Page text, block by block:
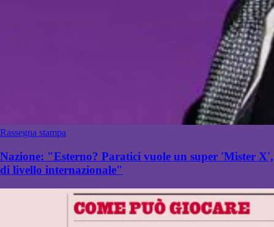
Rassegna stampa
Nazione: "Esterno? Paratici vuole un super 'Mister X',
di livello internazionale"